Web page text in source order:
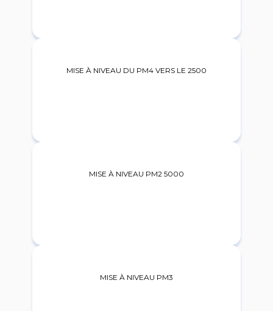
MISE À NIVEAU DU PM4 VERS LE 2500
MISE À NIVEAU PM2 5000
MISE À NIVEAU PM3